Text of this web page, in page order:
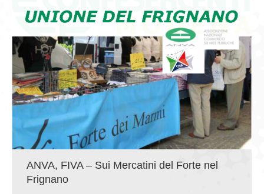
COMUNICATI E NEWS
CONTATTI
ANVA, FIVA – Sui Mercatini del Forte nel
Frignano